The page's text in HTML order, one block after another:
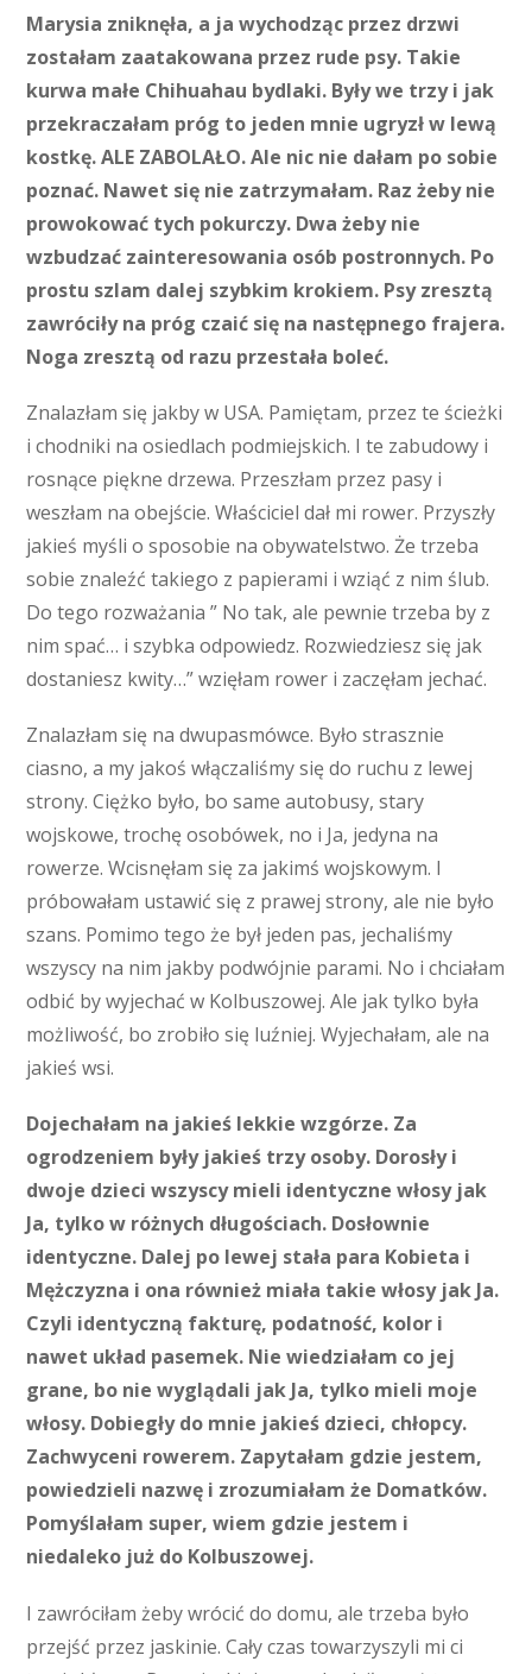
Marysia zniknęła, a ja wychodząc przez drzwi
zostałam zaatakowana przez rude psy. Takie
kurwa małe Chihuahau bydlaki. Były we trzy i jak
przekraczałam próg to jeden mnie ugryzł w lewą
kostkę. ALE ZABOLAŁO. Ale nic nie dałam po sobie
poznać. Nawet się nie zatrzymałam. Raz żeby nie
prowokować tych pokurczy. Dwa żeby nie
wzbudzać zainteresowania osób postronnych. Po
prostu szlam dalej szybkim krokiem. Psy zresztą
zawróciły na próg czaić się na następnego frajera.
Noga zresztą od razu przestała boleć.
Znalazłam się jakby w USA. Pamiętam, przez te ścieżki
i chodniki na osiedlach podmiejskich. I te zabudowy i
rosnące piękne drzewa. Przeszłam przez pasy i
weszłam na obejście. Właściciel dał mi rower. Przyszły
jakieś myśli o sposobie na obywatelstwo. Że trzeba
sobie znaleźć takiego z papierami i wziąć z nim ślub.
Do tego rozważania ” No tak, ale pewnie trzeba by z
nim spać… i szybka odpowiedz. Rozwiedziesz się jak
dostaniesz kwity…” wzięłam rower i zaczęłam jechać.
Znalazłam się na dwupasmówce. Było strasznie
ciasno, a my jakoś włączaliśmy się do ruchu z lewej
strony. Ciężko było, bo same autobusy, stary
wojskowe, trochę osobówek, no i Ja, jedyna na
rowerze. Wcisnęłam się za jakimś wojskowym. I
próbowałam ustawić się z prawej strony, ale nie było
szans. Pomimo tego że był jeden pas, jechaliśmy
wszyscy na nim jakby podwójnie parami. No i chciałam
odbić by wyjechać w Kolbuszowej. Ale jak tylko była
możliwość, bo zrobiło się luźniej. Wyjechałam, ale na
jakieś wsi.
Dojechałam na jakieś lekkie wzgórze. Za
ogrodzeniem były jakieś trzy osoby. Dorosły i
dwoje dzieci wszyscy mieli identyczne włosy jak
Ja, tylko w różnych długościach. Dosłownie
identyczne. Dalej po lewej stała para Kobieta i
Mężczyzna i ona również miała takie włosy jak Ja.
Czyli identyczną fakturę, podatność, kolor i
nawet układ pasemek. Nie wiedziałam co jej
grane, bo nie wyglądali jak Ja, tylko mieli moje
włosy. Dobiegły do mnie jakieś dzieci, chłopcy.
Zachwyceni rowerem. Zapytałam gdzie jestem,
powiedzieli nazwę i zrozumiałam że Domatków.
Pomyślałam super, wiem gdzie jestem i
niedaleko już do Kolbuszowej.
I zawróciłam żeby wrócić do domu, ale trzeba było
przejść przez jaskinie. Cały czas towarzyszyli mi ci